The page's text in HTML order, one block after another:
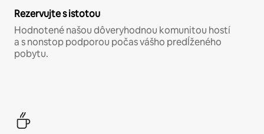
Rezervujte s istotou
Hodnotené našou dôveryhodnou komunitou hostí
a s nonstop podporou počas vášho predĺženého
pobytu.